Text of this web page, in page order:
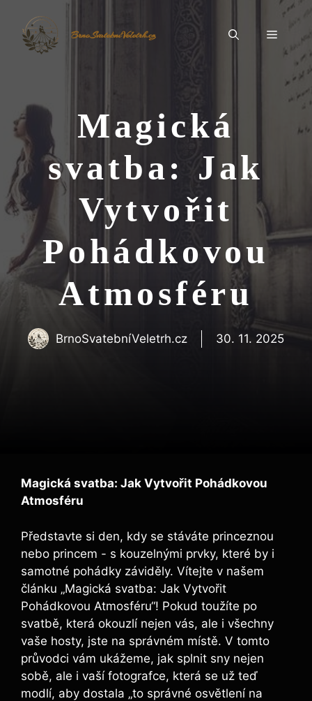
obsah
BrnoSvatebníVeletrh.cz Menu
Magická
svatba: Jak
Vytvořit
Pohádkovou
Atmosféru
BrnoSvatebníVeletrh.cz 30. 11. 2025
Magická⁢ svatba:‍ Jak Vytvořit Pohádkovou
Atmosféru
Představte si ‌den, kdy se stáváte ​princeznou
nebo princem ‌- s kouzelnými prvky,⁢ které by i
samotné pohádky záviděly. Vítejte v našem
článku „Magická svatba: Jak Vytvořit
Pohádkovou Atmosféru“! ⁢Pokud toužíte po
svatbě, která okouzlí nejen vás, ale i všechny
vaše hosty, jste‍ na⁤ správném ⁢místě. V‍ tomto
‍průvodci ⁤vám ukážeme, jak splnit ​sny nejen
sobě, ale i vaší fotografce,‌ která se už teď
modlí, aby dostala „to ⁣správné ⁤osvětlení na